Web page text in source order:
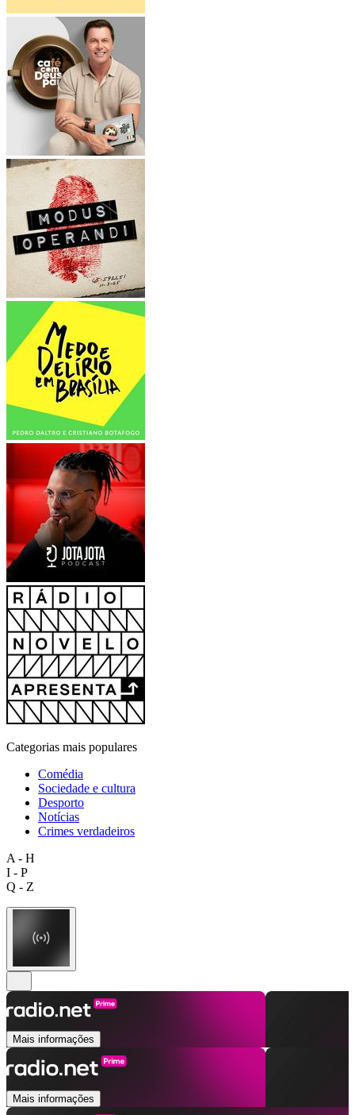
Categorias mais populares
Comédia
Sociedade e cultura
Desporto
Notícias
Crimes verdadeiros
A - H
I - P
Q - Z
Mais informações
Mais informações